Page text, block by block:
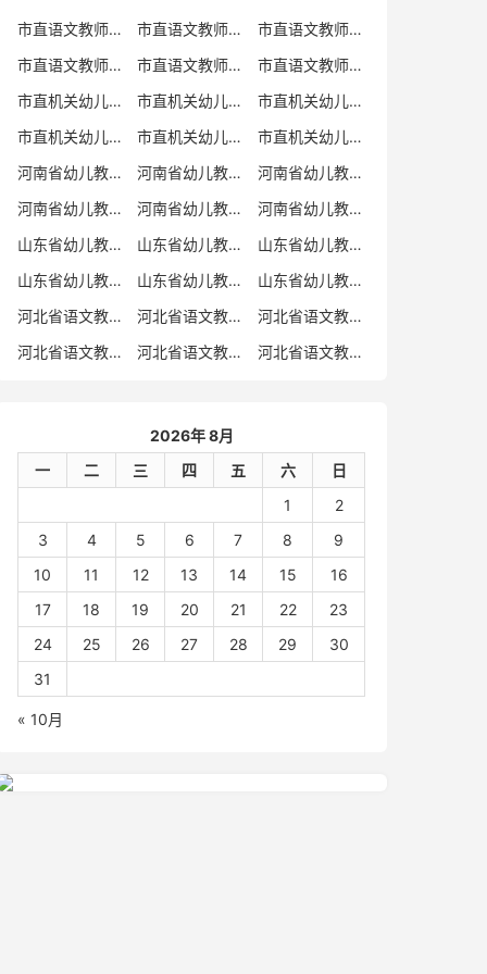
市直语文教师招聘 市直语文教师招聘考试真题
市直语文教师招聘考试真题卷
市直语文教师编制考试真题
市直语文教师编制考试真题卷
市直语文教师考试
市直机关幼儿教师招聘
市直机关幼儿教师考试
市直机关幼儿教师招聘考试真题
市直机关幼儿教师招聘考试真题卷
市直机关幼儿教师编制考试真题卷
市直机关幼儿教师编制考试真题
河南省幼儿教师招聘
河南省幼儿教师考试
河南省幼儿教师招聘考试真题
河南省幼儿教师招聘考试真题卷
河南省幼儿教师编制考试真题
河南省幼儿教师编制考试真题卷
山东省幼儿教师招聘
山东省幼儿教师考试
山东省幼儿教师招聘考试真题
山东省幼儿教师招聘考试真题卷
山东省幼儿教师编制考试真题
山东省幼儿教师编制考试真题卷
河北省语文教师招聘
河北省语文教师招聘考试真题
河北省语文教师招聘考试真题卷
河北省语文教师编制考试真题
河北省语文教师编制考试真题卷 河北省语文教师考试
2026年 8月
一
二 三 四 五 六
日
1
2
3
4 5 6 7 8
9
10
11 12 13 14 15
16
17
18 19 20 21 22
23
24
25 26 27 28 29
30
31
« 10月